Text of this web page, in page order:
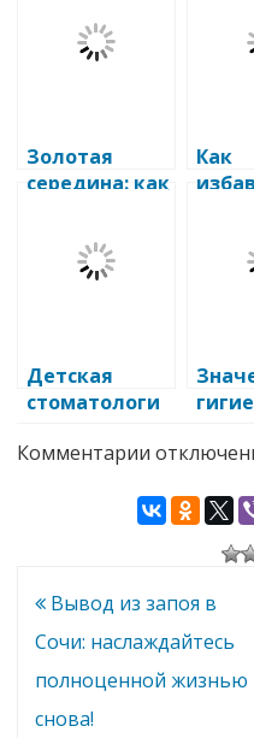
Золотая
середина: как
ь здоровье
зубов и десен
Как
Детская
стоматологи
методы
гигиенически
Комментарии к
гигиена
полости
Навигация
по
записям
Вывод из запоя в
Сочи: наслаждайтесь
полноценной жизнью
снова!